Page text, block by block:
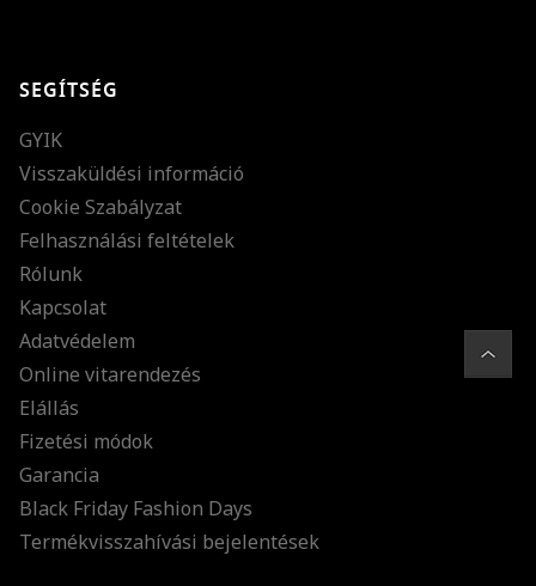
különleges ajánlatainkat és stílustippjeinket!
SEGÍTSÉG
GYIK
Visszaküldési információ
Cookie Szabályzat
Felhasználási feltételek
Rólunk
Kapcsolat
Adatvédelem
Online vitarendezés
Elállás
Fizetési módok
Garancia
Black Friday Fashion Days
Termékvisszahívási bejelentések